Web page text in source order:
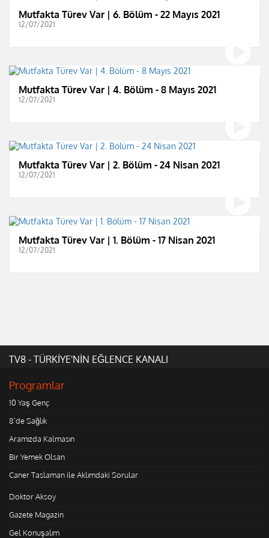
Mutfakta Türev Var | 6. Bölüm - 22 Mayıs 2021
12/07/2021
Mutfakta Türev Var | 4. Bölüm - 8 Mayıs 2021
12/07/2021
Mutfakta Türev Var | 2. Bölüm - 24 Nisan 2021
12/07/2021
Mutfakta Türev Var | 1. Bölüm - 17 Nisan 2021
12/07/2021
TV8 - TÜRKİYE'NİN EĞLENCE KANALI
Programlar
10 Yaş Genç
8'de Sağlık
Aramızda Kalmasın
Bir Yemek Olsan
Caner Taslaman ile Aklımdaki Sorular
Doktor Aksoy
Gazete Magazin
Gel Konuşalım